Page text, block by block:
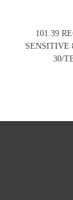
101.39
SENSITIVE
30/